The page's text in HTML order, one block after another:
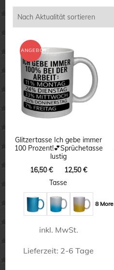
ANGEBOT!
Glitzertasse Ich gebe immer
100 Prozent!💕Sprüchetasse
lustig
16,50€
Ursprünglicher
Preis
16,50 €
12,50€
12,50 €.
Tasse
8 More
inkl. MwSt.
Lieferzeit: 2-6 Tage